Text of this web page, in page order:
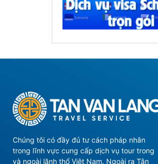
Chúng tôi có đầy đủ tư cách pháp nhân
trong lĩnh vực cung cấp dịch vụ tour trong
và ngoài lãnh thổ Việt Nam. Ngoài ra Tân